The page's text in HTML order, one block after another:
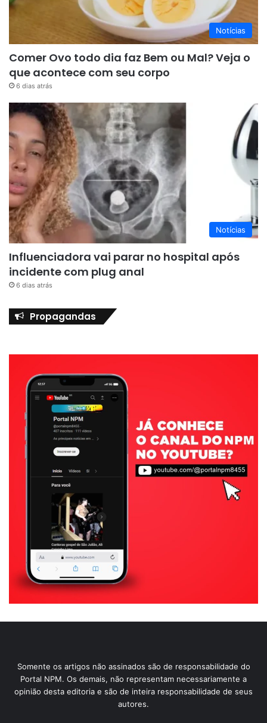
Notícias
Comer Ovo todo dia faz Bem ou Mal? Veja o
que acontece com seu corpo
6 dias atrás
Notícias
Influenciadora vai parar no hospital após
incidente com plug anal
6 dias atrás
Propagandas
Somente os artigos não assinados são de responsabilidade do
Portal NPM. Os demais, não representam necessariamente a
opinião desta editoria e são de inteira responsabilidade de seus
autores.